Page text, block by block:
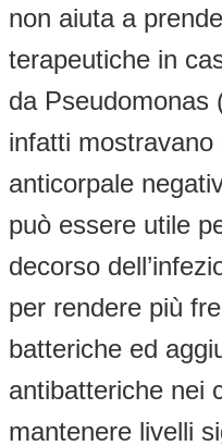
non aiuta a
terapeutiche in
da Pseudomonas
infatti mostravano
anticorpale
può essere utile
decorso
per rendere più
batteriche ed
antibatteriche nei
mantenere livelli